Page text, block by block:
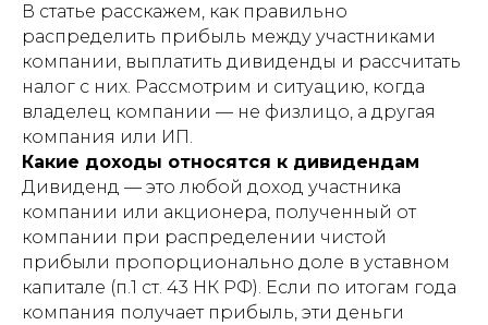
В статье расскажем, как правильно
распределить прибыль между участниками
компании, выплатить дивиденды и рассчитать
налог с них. Рассмотрим и ситуацию, когда
владелец компании — не физлицо, а другая
компания или ИП.
Какие доходы относятся к дивидендам
Дивиденд — это любой доход участника
компании или акционера, полученный от
компании при распределении чистой
прибыли пропорционально доле в уставном
капитале (п.1 ст. 43 НК РФ). Если по итогам года
компания получает прибыль, эти деньги